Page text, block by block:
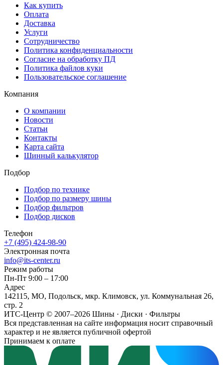
Как купить
Оплата
Доставка
Услуги
Сотрудничество
Политика конфиденциальности
Согласие на обработку ПД
Политика файлов куки
Пользовательское соглашение
Компания
О компании
Новости
Статьи
Контакты
Карта сайта
Шинный калькулятор
Подбор
Подбор по технике
Подбор по размеру шины
Подбор фильтров
Подбор дисков
Телефон
+7 (495) 424-98-90
Электронная почта
info@its-center.ru
Режим работы
Пн-Пт 9:00 – 17:00
Адрес
142115, МО, Подольск, мкр. Климовск, ул. Коммунальная 26,
стр. 2
ИТС-Центр © 2007–2026 Шины · Диски · Фильтры
Вся представленная на сайте информация носит справочный
характер и не является публичной офертой
Принимаем к оплате